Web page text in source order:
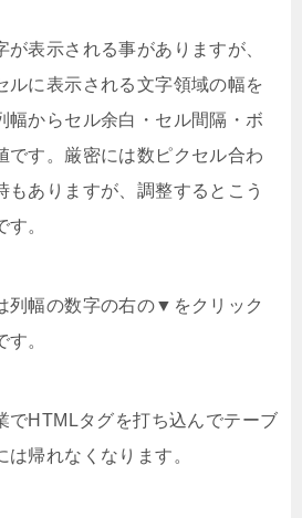
が表示される事がありますが、
ルに表示される文字領域の幅を
幅からセル余白・セル間隔・ボ
です。厳密には数ピクセル合わ
もありますが、調整するとこう
。
列幅の数字の右の▼をクリック
。
でHTMLタグを打ち込んでテーブ
帰れなくなります。